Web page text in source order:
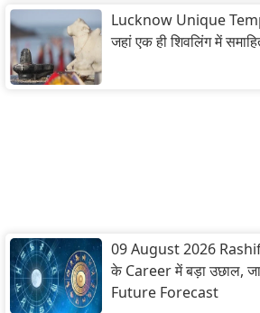
Lucknow Unique
जहां एक ही शिवलिंग में
09 August 2026
के Career में बड़ा उछाल,
Future Forecast